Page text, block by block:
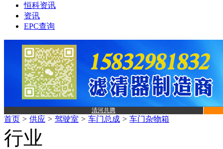
恒科资讯
资讯
EPC查询
清河共腾
首页 > 供应 > 驾驶室 > 车门总成 > 车门杂物箱
行业